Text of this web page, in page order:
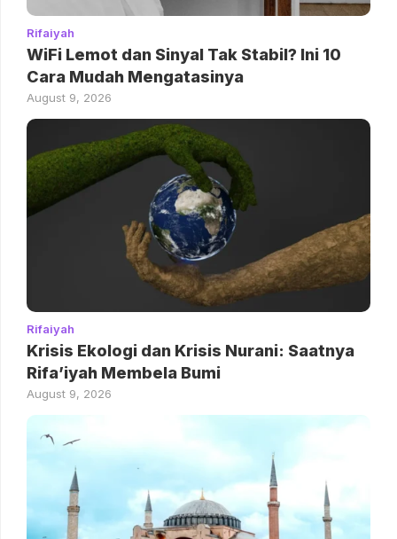
Rifaiyah
WiFi Lemot dan Sinyal Tak Stabil? Ini 10
Cara Mudah Mengatasinya
August 9, 2026
Rifaiyah
Krisis Ekologi dan Krisis Nurani: Saatnya
Rifa’iyah Membela Bumi
August 9, 2026